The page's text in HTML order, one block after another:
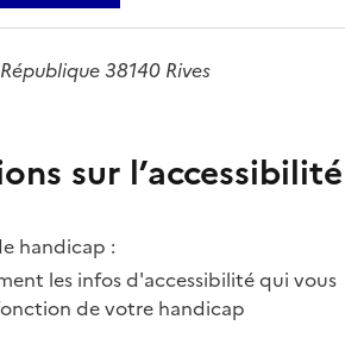
38140 Rives
sur l’accessibilité
handicap :
les infos d'accessibilité qui vous
de votre handicap